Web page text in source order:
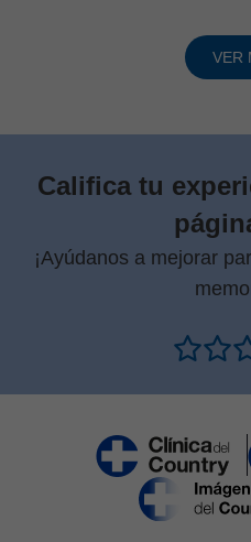
VER
Califica tu
¡Ayúdanos a mejorar